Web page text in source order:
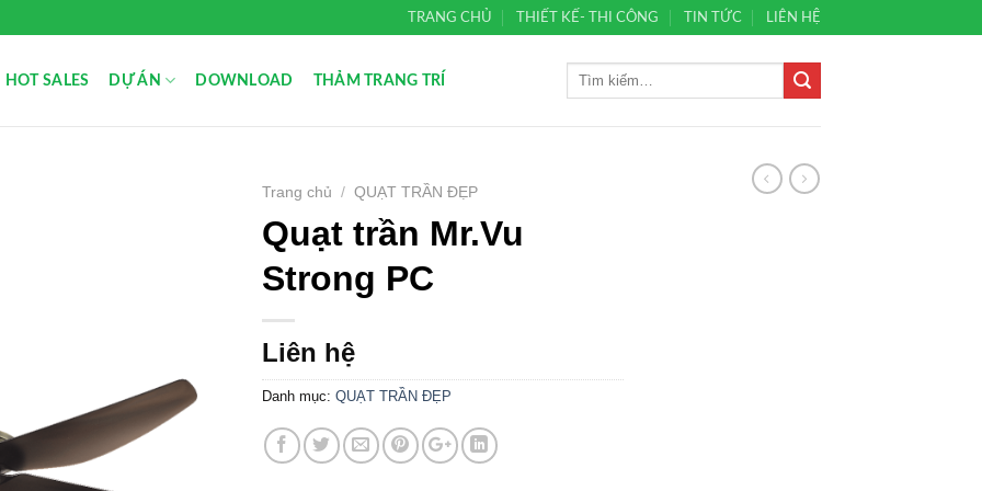
TRANG CHỦ THIẾT KẾ- THI CÔNG TIN TỨC LIÊN HỆ
HOT SALES DỰ ÁN DOWNLOAD THẢM TRANG TRÍ
Trang chủ / QUẠT TRẦN ĐẸP
Quạt trần Mr.Vu
Strong PC
Liên hệ
Danh mục: QUẠT TRẦN ĐẸP